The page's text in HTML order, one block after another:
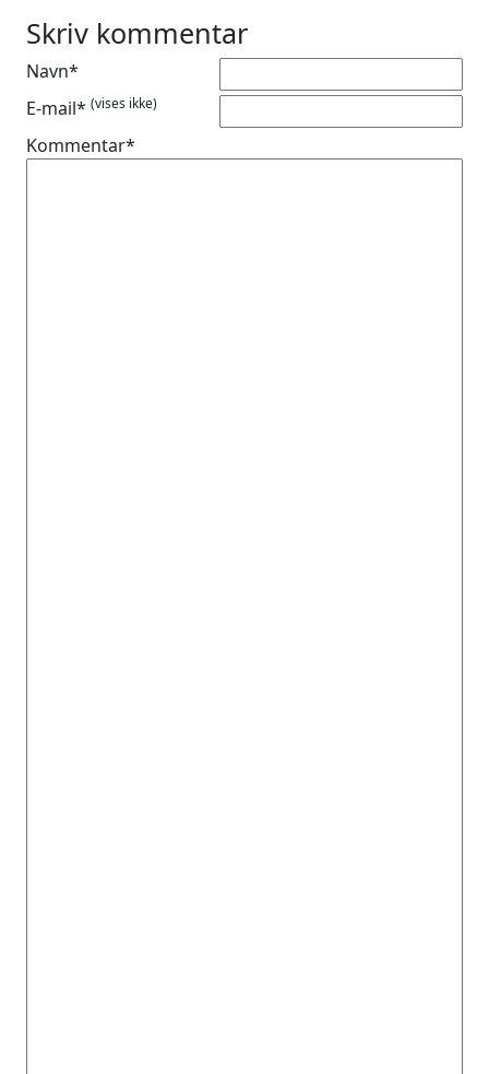
Skriv kommentar
Navn*
E-mail* (vises ikke)
Kommentar*